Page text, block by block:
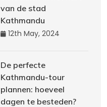
van de stad
Kathmandu
12th May, 2024
De perfecte
Kathmandu-tour
plannen: hoeveel
dagen te besteden?